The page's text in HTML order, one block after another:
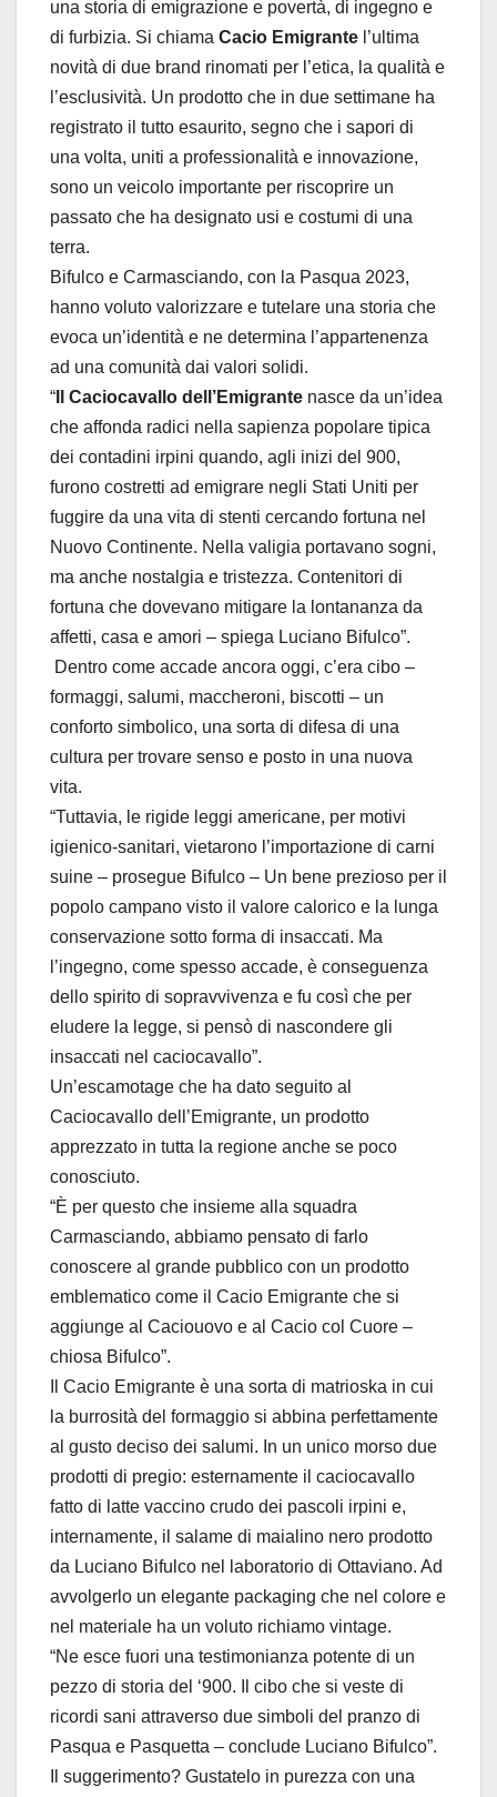
una storia di emigrazione e povertà, di ingegno e
di furbizia. Si chiama Cacio Emigrante l’ultima
novità di due brand rinomati per l’etica, la qualità e
l’esclusività. Un prodotto che in due settimane ha
registrato il tutto esaurito, segno che i sapori di
una volta, uniti a professionalità e innovazione,
sono un veicolo importante per riscoprire un
passato che ha designato usi e costumi di una
terra.
Bifulco e Carmasciando, con la Pasqua 2023,
hanno voluto valorizzare e tutelare una storia che
evoca un’identità e ne determina l’appartenenza
ad una comunità dai valori solidi.
“ Il Caciocavallo dell’Emigrante nasce da un’idea
che affonda radici nella sapienza popolare tipica
dei contadini irpini quando, agli inizi del 900,
furono costretti ad emigrare negli Stati Uniti per
fuggire da una vita di stenti cercando fortuna nel
Nuovo Continente. Nella valigia portavano sogni,
ma anche nostalgia e tristezza. Contenitori di
fortuna che dovevano mitigare la lontananza da
affetti, casa e amori – spiega Luciano Bifulco”.
Dentro come accade ancora oggi, c’era cibo –
formaggi, salumi, maccheroni, biscotti – un
conforto simbolico, una sorta di difesa di una
cultura per trovare senso e posto in una nuova
vita.
“Tuttavia, le rigide leggi americane, per motivi
igienico-sanitari, vietarono l’importazione di carni
suine – prosegue Bifulco – Un bene prezioso per il
popolo campano visto il valore calorico e la lunga
conservazione sotto forma di insaccati. Ma
l’ingegno, come spesso accade, è conseguenza
dello spirito di sopravvivenza e fu così che per
eludere la legge, si pensò di nascondere gli
insaccati nel caciocavallo”.
Un’escamotage che ha dato seguito al
Caciocavallo dell’Emigrante, un prodotto
apprezzato in tutta la regione anche se poco
conosciuto.
“È per questo che insieme alla squadra
Carmasciando, abbiamo pensato di farlo
conoscere al grande pubblico con un prodotto
emblematico come il Cacio Emigrante che si
aggiunge al Caciouovo e al Cacio col Cuore –
chiosa Bifulco”.
Il Cacio Emigrante è una sorta di matrioska in cui
la burrosità del formaggio si abbina perfettamente
al gusto deciso dei salumi. In un unico morso due
prodotti di pregio: esternamente il caciocavallo
fatto di latte vaccino crudo dei pascoli irpini e,
internamente, il salame di maialino nero prodotto
da Luciano Bifulco nel laboratorio di Ottaviano. Ad
avvolgerlo un elegante packaging che nel colore e
nel materiale ha un voluto richiamo vintage.
“Ne esce fuori una testimonianza potente di un
pezzo di storia del ‘900. Il cibo che si veste di
ricordi sani attraverso due simboli del pranzo di
Pasqua e Pasquetta – conclude Luciano Bifulco”.
Il suggerimento? Gustatelo in purezza con una